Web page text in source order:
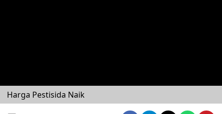
Harga Pestisida Naik